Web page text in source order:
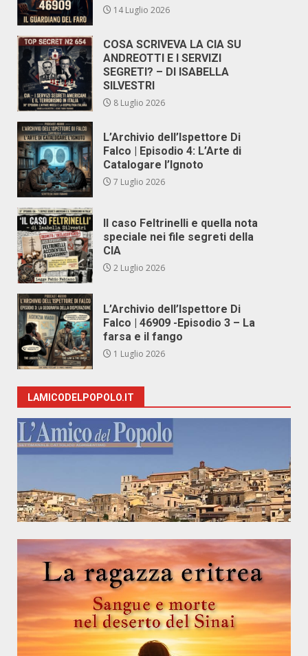
14 Luglio 2026
COSA SCRIVEVA LA CIA SU
ANDREOTTI E I SERVIZI
SEGRETI? – DI ISABELLA
SILVESTRI
8 Luglio 2026
L’Archivio dell’Ispettore Di
Falco | Episodio 4: L’Arte di
Catalogare l’Ignoto
7 Luglio 2026
Il caso Feltrinelli e quella nota
speciale nei file segreti della
CIA
2 Luglio 2026
L’Archivio dell’Ispettore Di
Falco | 46909 -Episodio 3 – La
farsa e il fango
1 Luglio 2026
LAMICODELPOPOLO.IT